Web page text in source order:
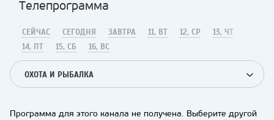
Телепрограмма
СЕЙЧАС СЕГОДНЯ ЗАВТРА 11, ВТ 12, СР
13, ЧТ
14, ПТ
15, СБ 16, ВС
ОХОТА И РЫБАЛКА
Программа для этого канала не получена. Выберите другой